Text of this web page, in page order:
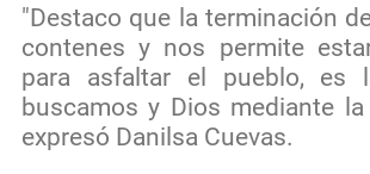
"Destaco que la terminación
contenes y nos permite
para asfaltar el pueblo, es
buscamos y Dios mediante la
expresó Danilsa Cuevas.